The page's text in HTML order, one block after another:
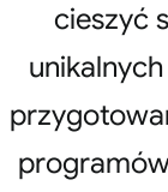
cieszyć